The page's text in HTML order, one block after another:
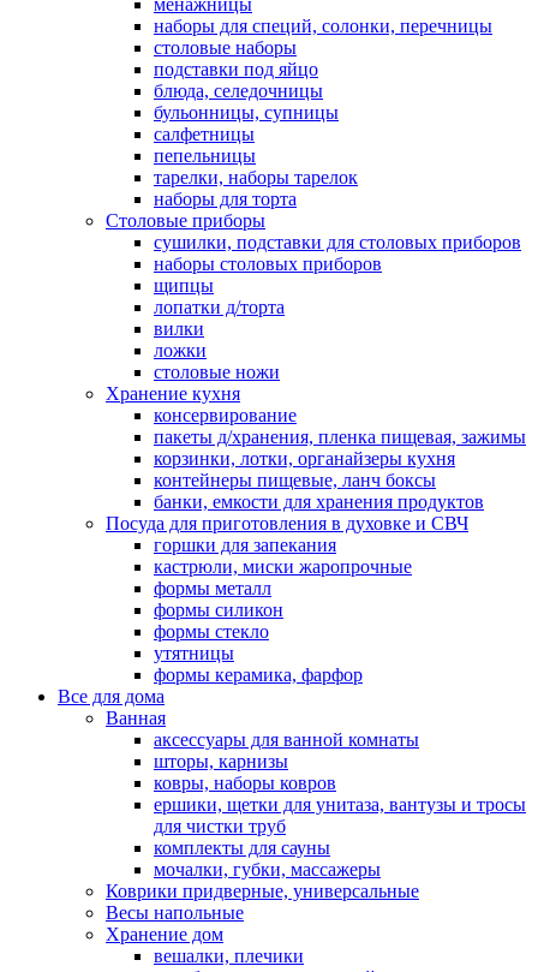
наборы для специй, солонки, перечницы
столовые наборы
подставки под яйцо
блюда, селедочницы
бульонницы, супницы
салфетницы
пепельницы
тарелки, наборы тарелок
наборы для торта
Столовые приборы
сушилки, подставки для столовых приборов
наборы столовых приборов
щипцы
лопатки д/торта
вилки
ложки
столовые ножи
Хранение кухня
консервирование
пакеты д/хранения, пленка пищевая, зажимы
корзинки, лотки, органайзеры кухня
контейнеры пищевые, ланч боксы
банки, емкости для хранения продуктов
Посуда для приготовления в духовке и СВЧ
горшки для запекания
кастрюли, миски жаропрочные
формы металл
формы силикон
формы стекло
утятницы
формы керамика, фарфор
Все для дома
Ванная
аксессуары для ванной комнаты
шторы, карнизы
ковры, наборы ковров
ершики, щетки для унитаза, вантузы и тросы
для чистки труб
комплекты для сауны
мочалки, губки, массажеры
Коврики придверные, универсальные
Весы напольные
Хранение дом
вешалки, плечики